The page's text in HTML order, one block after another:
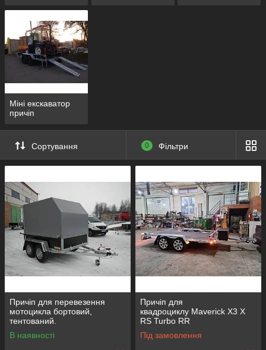
Міні екскаватор
причіп
Сортування 0 Фільтри
Причіп для перевезення
мотоцикла бортовий,
тентований.
В наявності
Причіп для
квадроциклу Maverick X3 X
RS Turbo RR
Під замовлення